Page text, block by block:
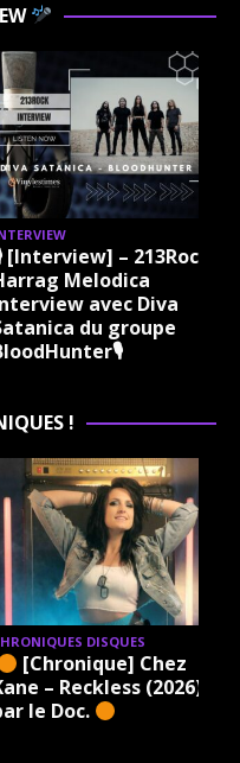
[Interview] – 213Rock
Melodica
avec Diva
du groupe
!
DISQUES
[Chronique] Chez
– Reckless (2026)
le Doc.